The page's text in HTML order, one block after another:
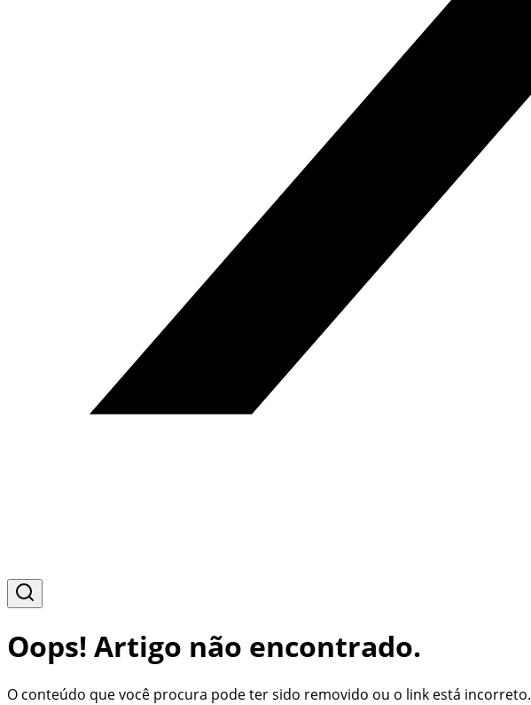
Oops! Artigo não encontrado.
O conteúdo que você procura pode ter sido removido ou o link está incorreto.